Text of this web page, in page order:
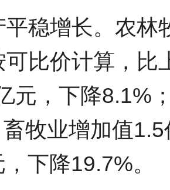
平稳增长。农林
可比价计算，
元，下降8.1%
牧业增加值
下降19.7%。